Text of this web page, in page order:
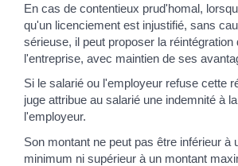
En cas de contentieux prud'homal,
qu'un licenciement est injustifié, sans
sérieuse, il peut proposer la réintégration
l'entreprise, avec maintien de ses
Si le salarié ou l'employeur refuse cette
juge attribue au salarié une indemnité à
l'employeur.
Son montant ne peut pas être inférieur à
minimum ni supérieur à un montant